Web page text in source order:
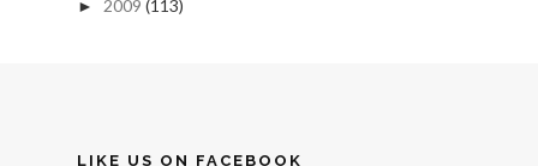
► 2009 (113)
LIKE US ON FACEBOOK